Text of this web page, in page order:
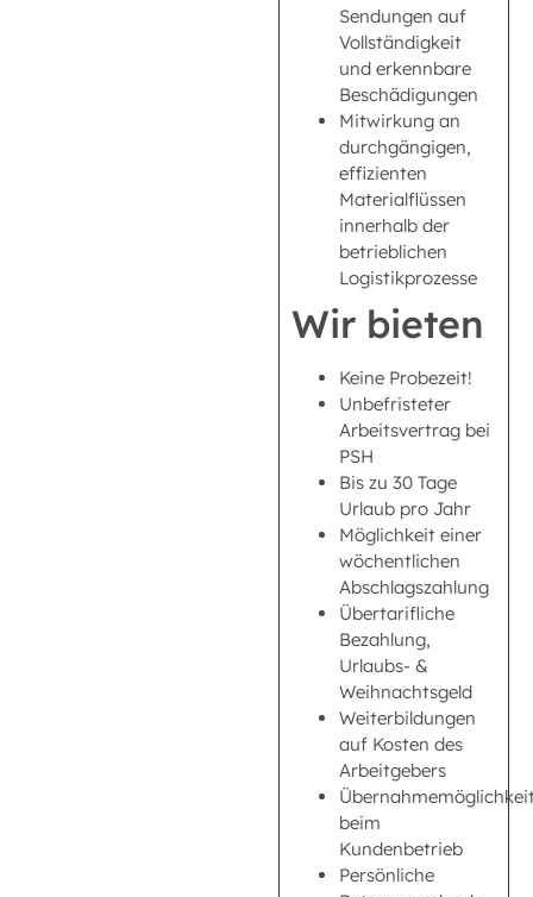
Sendungen auf
Vollständigkeit
und erkennbare
Beschädigungen
Mitwirkung an
durchgängigen,
effizienten
Materialflüssen
innerhalb der
betrieblichen
Logistikprozesse
Wir bieten
Keine Probezeit!
Unbefristeter
Arbeitsvertrag bei
PSH
Bis zu 30 Tage
Urlaub pro Jahr
Möglichkeit einer
wöchentlichen
Abschlagszahlung
Übertarifliche
Bezahlung,
Urlaubs- &
Weihnachtsgeld
Weiterbildungen
auf Kosten des
Arbeitgebers
beim
Kundenbetrieb
Persönliche